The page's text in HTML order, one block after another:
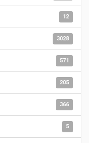
12
3028
571
205
366
5